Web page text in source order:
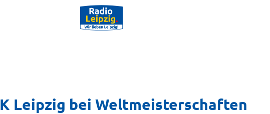
Leipzig bei Weltmeis­ter­schaften